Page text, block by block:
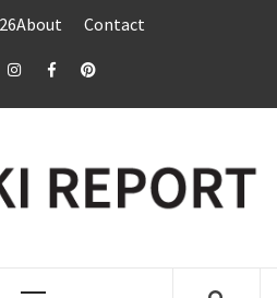
About Contact
InstagramFacebookPinterest